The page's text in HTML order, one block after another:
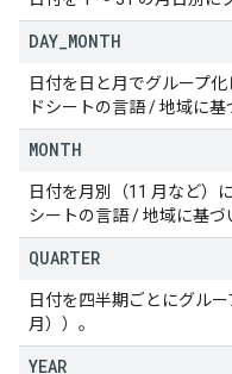
DAY MONTH
日付を日と月でグループ
ドシートの言語 / 地域に基
MONTH
日付を月別（11 月など）
シートの言語 / 地域に基づ
QUARTER
日付を四半期ごとにグル
月））。
YEAR